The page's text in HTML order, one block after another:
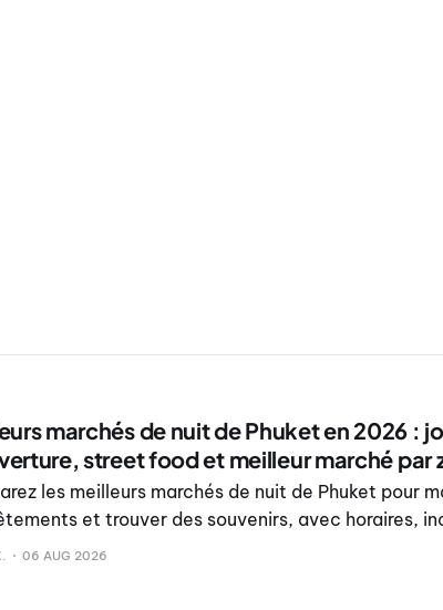
marchés de nuit de Phuket en 2026 :
street food et meilleur marché par
les meilleurs marchés de nuit de Phuket pour
et trouver des souvenirs, avec horaires,
zone.
06 AUG 2026